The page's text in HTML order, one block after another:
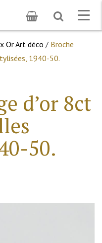
Toggle
search
Or Art déco / Broche
1940-50.
d’or 8ct
50.